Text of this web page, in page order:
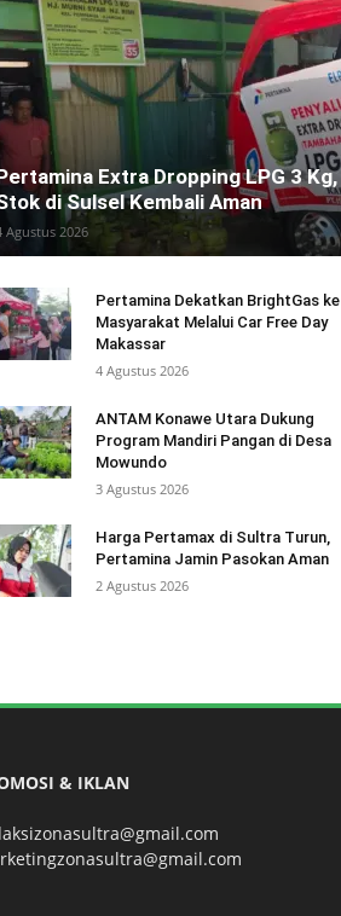
Extra Dropping LPG 3 Kg,
di Sulsel Kembali Aman
Agustus 2026
Pertamina Dekatkan BrightGas ke
Masyarakat Melalui Car Free Day
Makassar
4 Agustus 2026
ANTAM Konawe Utara Dukung
Program Mandiri Pangan di Desa
Mowundo
3 Agustus 2026
Harga Pertamax di Sultra Turun,
Pertamina Jamin Pasokan Aman
2 Agustus 2026
& IKLAN